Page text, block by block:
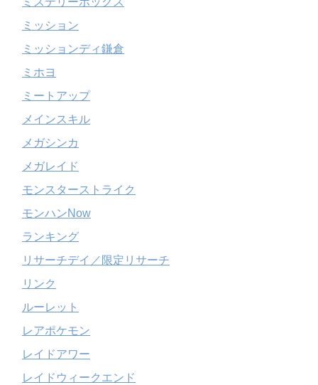
ミッション
ミッションディ鎌倉
ミホヨ
ミートアップ
メインスキル
メガシンカ
メガレイド
モンスターストライク
モンハンNow
ランキング
リサーチデイ／限定リサーチ
リンク
ルーレット
レアポケモン
レイドアワー
レイドウィークエンド